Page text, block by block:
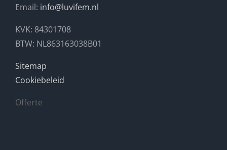
Email: info@luvifem.nl
KVK: 84301708
BTW: NL863163038B01
Sitemap
Cookiebeleid
Offerte